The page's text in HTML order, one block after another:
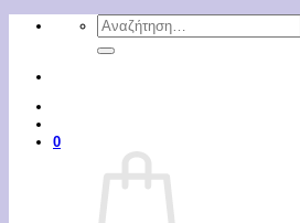
Μετάβαση
Αναζήτηση
για:
0